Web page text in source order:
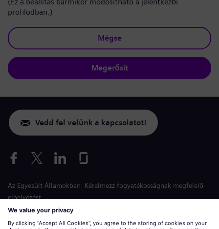
profilodban.)
Mégse
Megerősít
Vedd fel velünk a kapcsolatot!
Az Egyesült Államokban: Kérelmezz fogyatékosságnak megfelelő
elhelyezést
Esélyegyenlőség a jelentkezés során
siemens-energy.comGlobális weboldal